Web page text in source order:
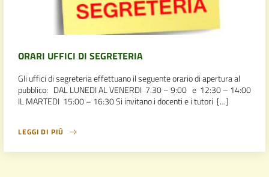
ORARI UFFICI DI SEGRETERIA
Gli uffici di segreteria effettuano il seguente orario di apertura al
pubblico: DAL LUNEDI AL VENERDI 7.30 – 9:00 e 12:30 – 14:00
IL MARTEDI 15:00 – 16:30 Si invitano i docenti e i tutori […]
LEGGI DI PIÙ